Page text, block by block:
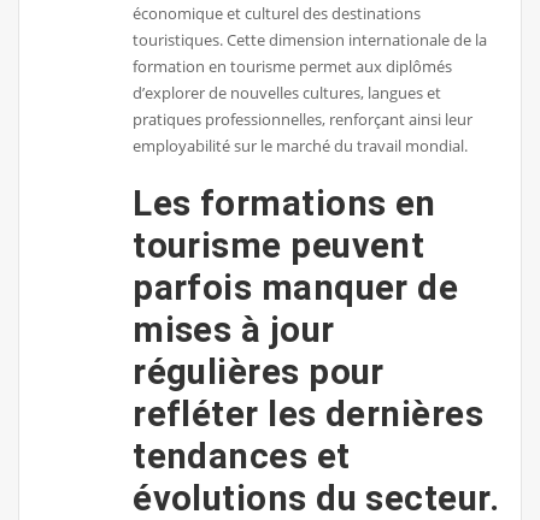
économique et culturel des destinations
touristiques. Cette dimension internationale de la
formation en tourisme permet aux diplômés
d’explorer de nouvelles cultures, langues et
pratiques professionnelles, renforçant ainsi leur
employabilité sur le marché du travail mondial.
Les formations en
tourisme peuvent
parfois manquer de
mises à jour
régulières pour
refléter les dernières
tendances et
évolutions du secteur.